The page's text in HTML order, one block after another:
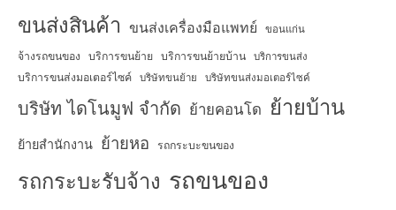
ขนส่งสินค้า ขนส่งเครื่องมือแพทย์ ขอนแก่น
จ้างรถขนของ บริการขนย้าย บริการขนย้ายบ้าน บริการขนส่ง
บริการขนส่งมอเตอร์ไซค์ บริษัทขนย้าย บริษัทขนส่งมอเตอร์ไซค์
บริษัท ไดโนมูฟ จำกัด ย้ายคอนโด ย้ายบ้าน
ย้ายสำนักงาน ย้ายหอ รถกระบะขนของ
รถกระบะรับจ้าง รถขนของ